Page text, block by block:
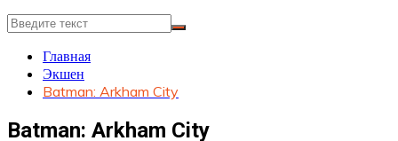
Главная
Экшен
Batman: Arkham City
Batman: Arkham City